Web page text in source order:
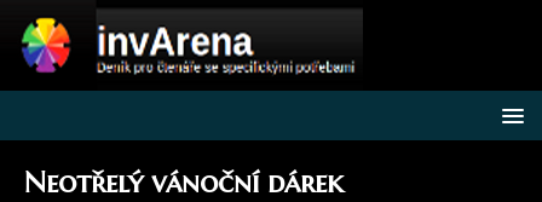
Neotřelý vánoční dárek